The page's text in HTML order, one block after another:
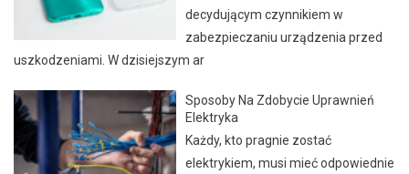
decydującym czynnikiem w
zabezpieczaniu urządzenia przed
uszkodzeniami. W dzisiejszym ar
Sposoby Na Zdobycie Uprawnień
Elektryka
Każdy, kto pragnie zostać
elektrykiem, musi mieć odpowiednie